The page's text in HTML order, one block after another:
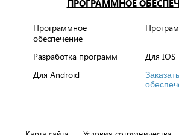
ПРОГРАММНОЕ
Программное
обеспечение
Разработка программ
Для IOS
Для Android